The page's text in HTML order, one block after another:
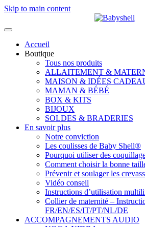
Skip to main content
Accueil
Boutique
Tous nos produits
ALLAITEMENT &
MAISON & IDÉES
MAMAN & BÉBÉ
BOX & KITS
BIJOUX
SOLDES & BRADERIES
En savoir plus
Notre conviction
Les coulisses de Baby Shell®
Pourquoi utiliser des
Comment choisir la bonne
Prévenir et soulager les
Vidéo conseil
Instructions d’utilisation
Collier de maternité –
FR/EN/ES/IT/PT/NL/DE
ACCOMPAGNEMENTS AUDIO